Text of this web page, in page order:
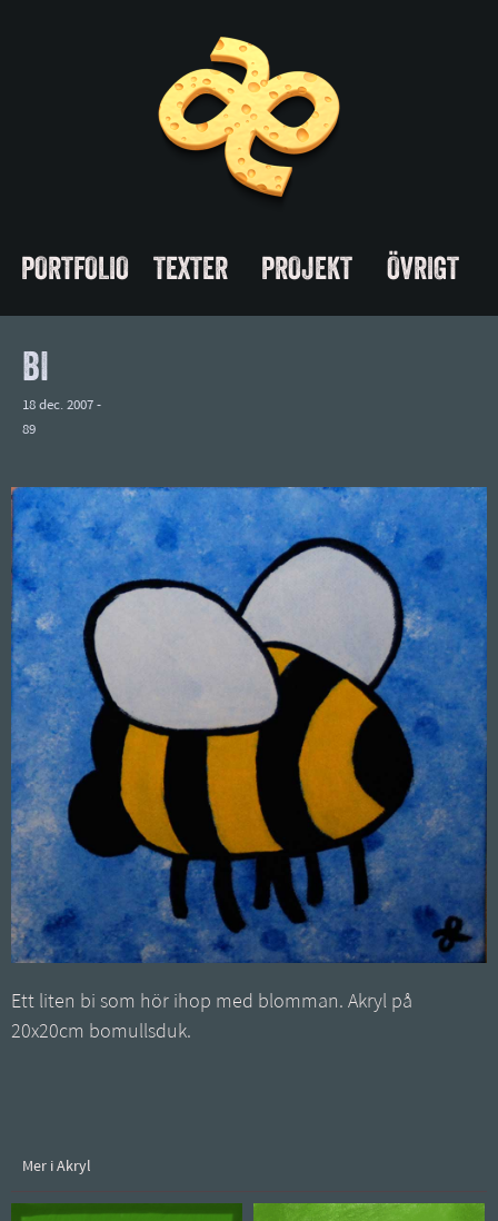
PORTFOLIO TEXTER PROJEKT ÖVRIGT
BI
18 dec. 2007 -
89
Ett liten bi som hör ihop med blomman. Akryl på
20x20cm bomullsduk.
Mer i Akryl